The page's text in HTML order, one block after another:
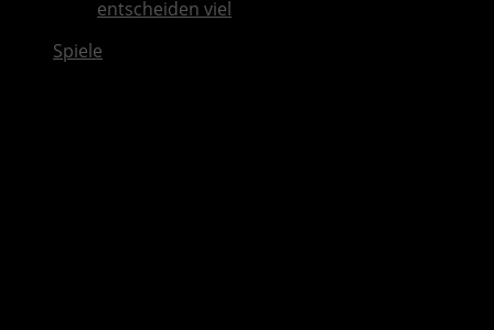
entscheiden viel
Spiele